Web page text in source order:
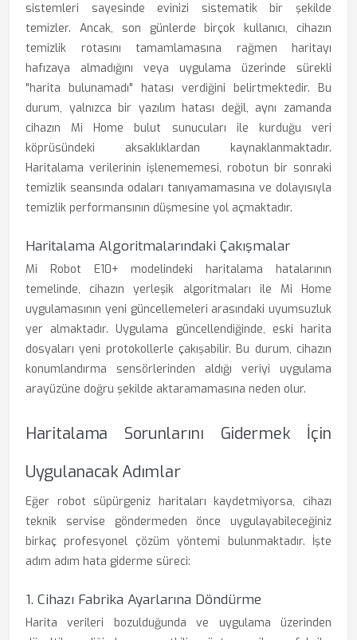
sistemleri sayesinde evinizi sistematik bir şekilde
temizler. Ancak, son günlerde birçok kullanıcı, cihazın
temizlik rotasını tamamlamasına rağmen haritayı
hafızaya almadığını veya uygulama üzerinde sürekli
"harita bulunamadı" hatası verdiğini belirtmektedir. Bu
durum, yalnızca bir yazılım hatası değil, aynı zamanda
cihazın Mi Home bulut sunucuları ile kurduğu veri
köprüsündeki aksaklıklardan kaynaklanmaktadır.
Haritalama verilerinin işlenememesi, robotun bir sonraki
temizlik seansında odaları tanıyamamasına ve dolayısıyla
temizlik performansının düşmesine yol açmaktadır.
Haritalama Algoritmalarındaki Çakışmalar
Mi Robot E10+ modelindeki haritalama hatalarının
temelinde, cihazın yerleşik algoritmaları ile Mi Home
uygulamasının yeni güncellemeleri arasındaki uyumsuzluk
yer almaktadır. Uygulama güncellendiğinde, eski harita
dosyaları yeni protokollerle çakışabilir. Bu durum, cihazın
konumlandırma sensörlerinden aldığı veriyi uygulama
arayüzüne doğru şekilde aktaramamasına neden olur.
Haritalama Sorunlarını Gidermek İçin
Uygulanacak Adımlar
Eğer robot süpürgeniz haritaları kaydetmiyorsa, cihazı
teknik servise göndermeden önce uygulayabileceğiniz
birkaç profesyonel çözüm yöntemi bulunmaktadır. İşte
adım adım hata giderme süreci:
1. Cihazı Fabrika Ayarlarına Döndürme
Harita verileri bozulduğunda ve uygulama üzerinden